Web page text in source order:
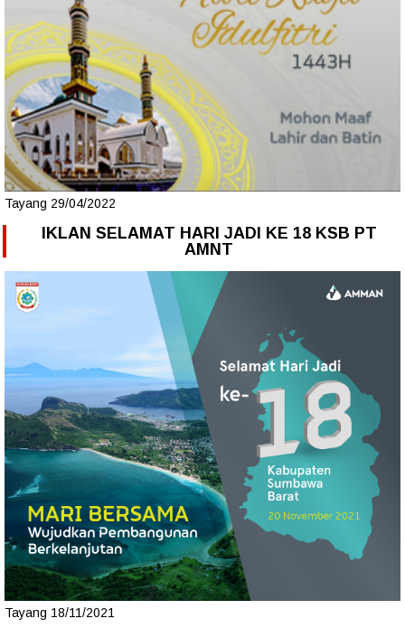
Tayang 29/04/2022
IKLAN SELAMAT HARI JADI KE 18 KSB PT
AMNT
Tayang 18/11/2021